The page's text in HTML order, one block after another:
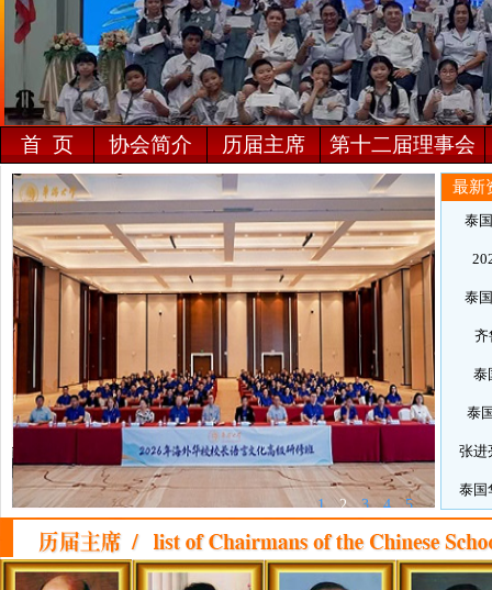
首 页 协会简介 历届主席 第十二届理事会
1 2 3 4 5
最新
泰
泰
齐
泰
泰
张进
泰国